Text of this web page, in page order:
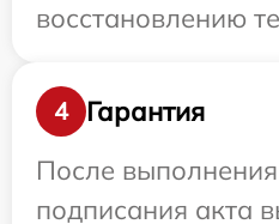
восстановлению
4
Гарантия
После
подписания акта